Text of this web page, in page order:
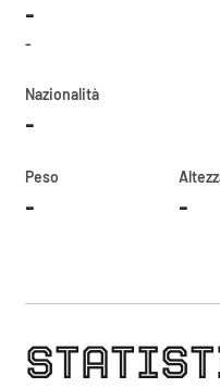
-
-
Nazionalità
-
Peso
- -